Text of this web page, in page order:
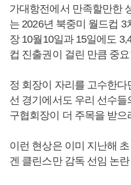
가대항전에서 만족할만한
는 2026년 북중미 월드컵
장 10월10일과 15일에도
컵 진출권이 걸린 만큼 중
정 회장이 자리를 고수한다
선 경기에서도 우리 선수
구협회장이 더 주목을 받
이런 현상은 이미 지난해
겐 클린스만 감독 선임 논